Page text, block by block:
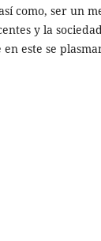
como, ser un
y la
este se